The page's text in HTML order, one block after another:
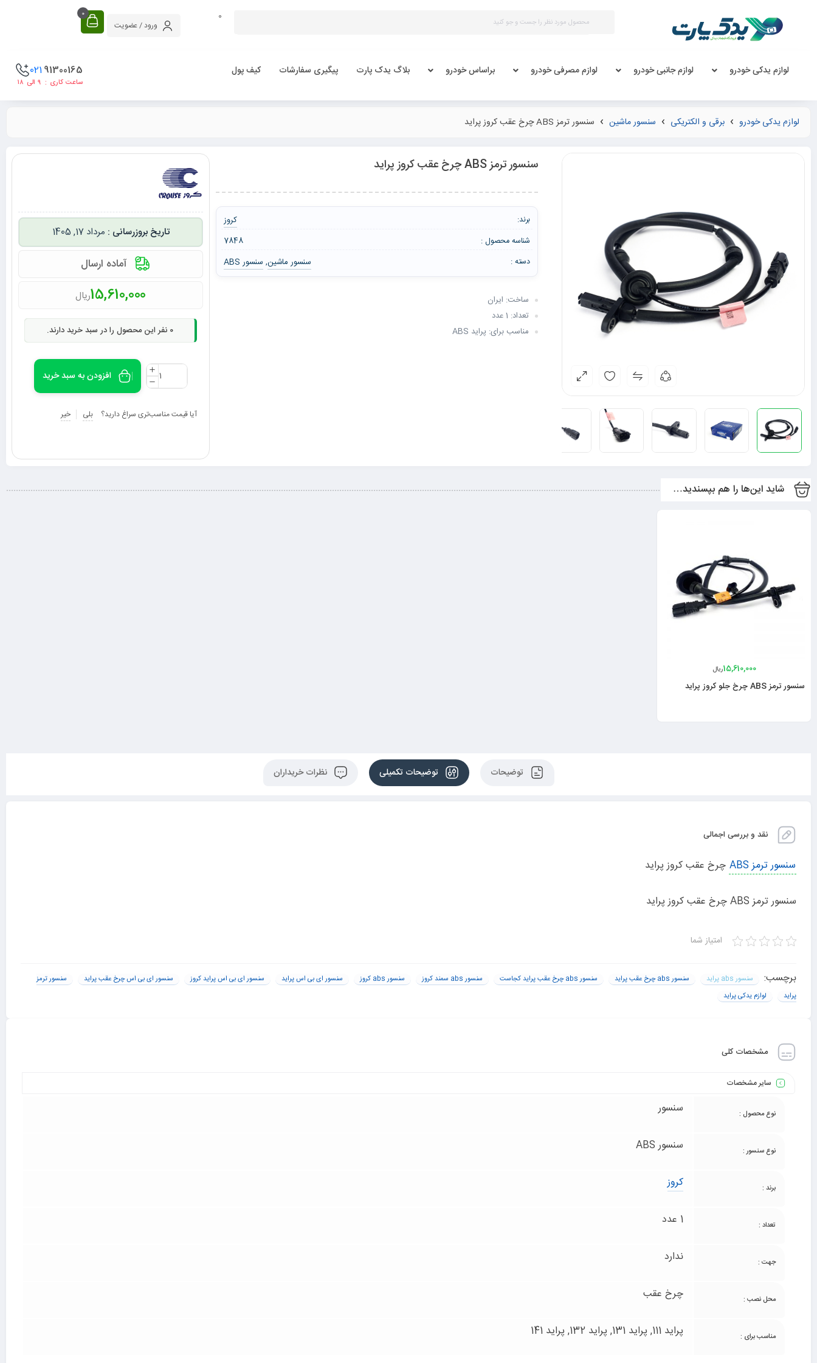
0
ورود / عضویت
0
لوازم یدکی خودرو لوازم جانبی خودرو لوازم مصرفی خودرو براساس خودرو بلاگ یدک پارت پیگیری سفارشات کیف پول 91300165
021
ساعت کاری : ۹ الی ۱۸
لوازم یدکی خودرو برقی و الکتریکی سنسور ماشین سنسور ترمز ABS چرخ عقب کروز پراید
سنسور ترمز ABS چرخ عقب کروز پراید
برند: کروز
شناسه محصول :
7848
دسته :
سنسور ماشین, سنسور ABS
ساخت: ایران
تعداد: 1 عدد
مناسب برای: پراید ABS
مرداد 17, 1405
آماده ارسال
15,610,000ریال
0 نفر این محصول را در سبد خرید دارند.
افزودن به سبد خرید
آیا قیمت مناسب‌تری سراغ دارید؟ بلی خیر
شاید این‌ها را هم بپسندید…
15,610,000ریال
سنسور ترمز ABS چرخ جلو کروز پراید
توضیحات توضیحات تکمیلی نظرات خریداران
نقد و بررسی اجمالی
سنسور ترمز ABS چرخ عقب کروز پراید
سنسور ترمز ABS چرخ عقب کروز پراید
امتیاز شما
برچسب: سنسور abs پراید سنسور abs چرخ عقب پراید سنسور abs چرخ عقب پراید کجاست سنسور abs سمند کروز سنسور abs کروز سنسور ای بی اس پراید سنسور ای بی اس پراید کروز سنسور ای بی اس چرخ عقب پراید
سنسور ترمز
پراید
لوازم یدکی پراید
مشخصات کلی
سایر مشخصات
نوع محصول : سنسور
نوع سنسور : سنسور ABS
برند : کروز
تعداد : 1 عدد
جهت : ندارد
محل نصب : چرخ عقب
مناسب برای : پراید 111, پراید 131, پراید 132, پراید 141